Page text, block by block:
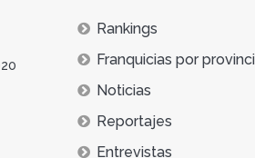
Rankings
Franquicias por
Noticias
Reportajes
Entrevistas